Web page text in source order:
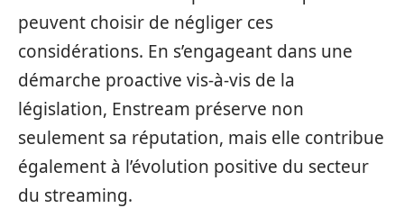
peuvent choisir de négliger ces
considérations. En s’engageant dans une
démarche proactive vis-à-vis de la
législation, Enstream préserve non
seulement sa réputation, mais elle contribue
également à l’évolution positive du secteur
du streaming.